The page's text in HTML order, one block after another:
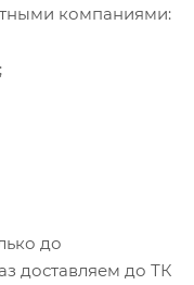
компаниями:
до
доставляем до ТК